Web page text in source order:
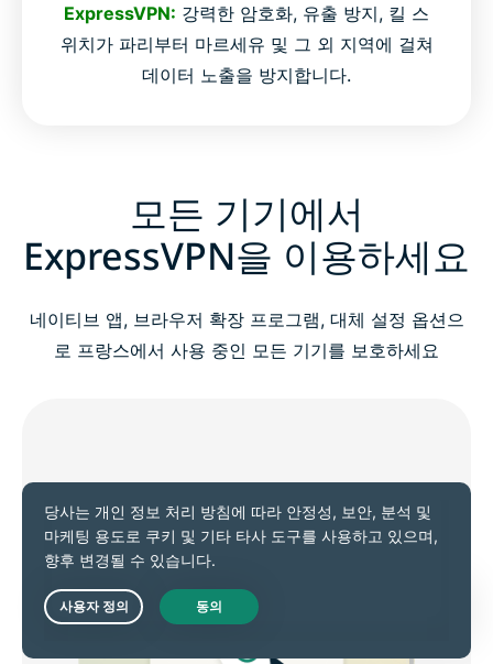
ExpressVPN: 강력한 암호화, 유출 방지, 킬 스
위치가 파리부터 마르세유 및 그 외 지역에 걸쳐
데이터 노출을 방지합니다.
모든 기기에서
ExpressVPN을 이용하세요
네이티브 앱, 브라우저 확장 프로그램, 대체 설정 옵션으
로 프랑스에서 사용 중인 모든 기기를 보호하세요